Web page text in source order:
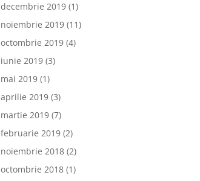
decembrie 2019 (1)
noiembrie 2019 (11)
octombrie 2019 (4)
iunie 2019 (3)
mai 2019 (1)
aprilie 2019 (3)
martie 2019 (7)
februarie 2019 (2)
noiembrie 2018 (2)
octombrie 2018 (1)